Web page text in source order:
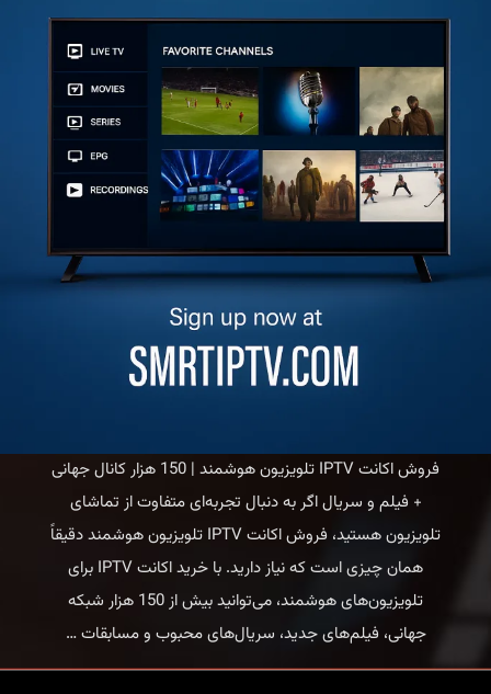
فروش اکانت IPTV تلویزیون هوشمند | 150 هزار کانال جهانی
+ فیلم و سریال اگر به دنبال تجربه‌ای متفاوت از تماشای
تلویزیون هستید، فروش اکانت IPTV تلویزیون هوشمند دقیقاً
همان چیزی است که نیاز دارید. با خرید اکانت IPTV برای
تلویزیون‌های هوشمند، می‌توانید بیش از 150 هزار شبکه
جهانی، فیلم‌های جدید، سریال‌های محبوب و مسابقات…
اکانت